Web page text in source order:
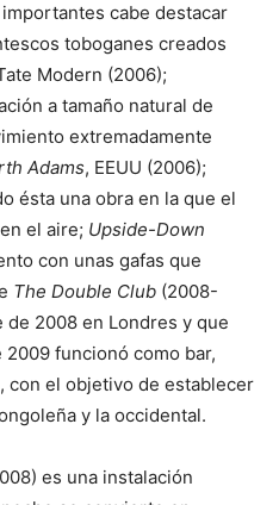
cabe destacar
toboganes creados
Modern (2006);
a tamaño natural de
extremadamente
Adams, EEUU (2006);
ésta una obra en la que el
el aire; Upside-Down
con unas gafas que
The Double Club (2008-
2008 en Londres y que
funcionó como bar,
con el objetivo de establecer
y la occidental.
es una instalación